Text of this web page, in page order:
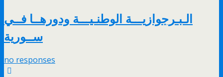
الـبـرجوازيـــة الوطنـيـــة ودورهــا فــي
ســورية
no responses